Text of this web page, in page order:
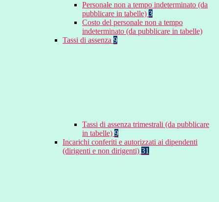
Personale non a tempo indeterminato (da
pubblicare in tabelle) 3
Costo del personale non a tempo
indeterminato (da pubblicare in tabelle)
Tassi di assenza 9
Tassi di assenza trimestrali (da pubblicare
in tabelle) 9
Incarichi conferiti e autorizzati ai dipendenti
(dirigenti e non dirigenti) 31